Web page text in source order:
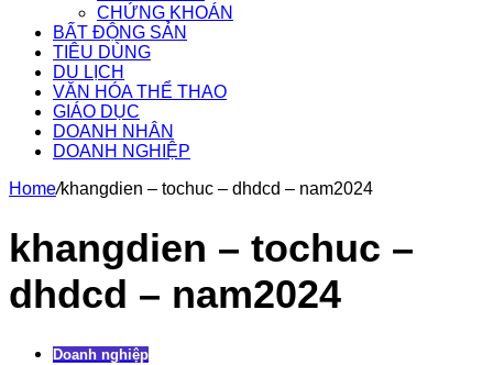
CHỨNG KHOÁN
BẤT ĐỘNG SẢN
TIÊU DÙNG
DU LỊCH
VĂN HÓA THỂ THAO
GIÁO DỤC
DOANH NHÂN
DOANH NGHIỆP
Home/khangdien – tochuc – dhdcd – nam2024
khangdien – tochuc –
dhdcd – nam2024
Doanh nghiệp